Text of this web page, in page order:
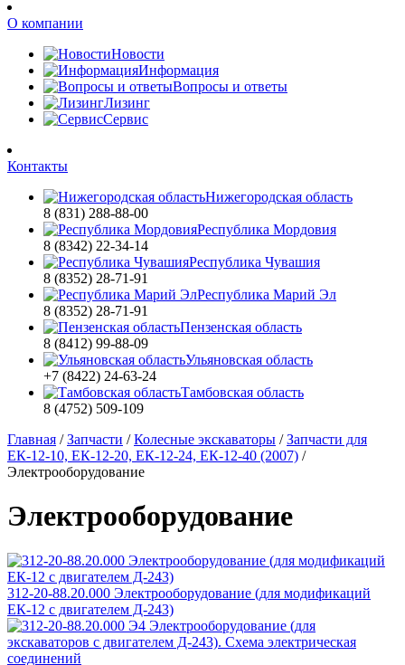
О компании
Новости
Информация
Вопросы и ответы
Лизинг
Сервис
Контакты
Нижегородская область
8 (831) 288-88-00
Республика Мордовия
8 (8342) 22-34-14
Республика Чувашия
8 (8352) 28-71-91
Республика Марий Эл
8 (8352) 28-71-91
Пензенская область
8 (8412) 99-88-09
Ульяновская область
+7 (8422) 24-63-24
Тамбовская область
8 (4752) 509-109
Главная /Запчасти /Колесные экскаваторы /Запчасти для
ЕК-12-10, ЕК-12-20, ЕК-12-24, ЕК-12-40 (2007) /
Электрооборудование
Электрооборудование
312-20-88.20.000 Электрооборудование (для модификаций
ЕК-12 с двигателем Д-243)